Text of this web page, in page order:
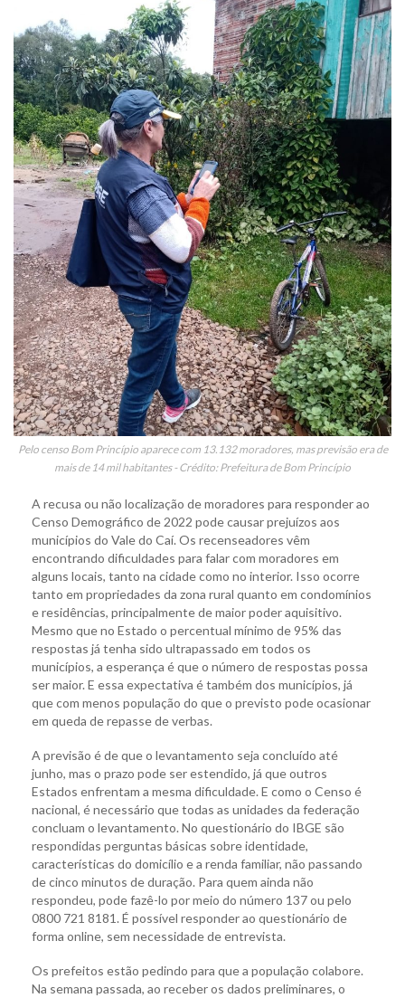
Pelo censo Bom Princípio aparece com 13.132 moradores, mas previsão era de
mais de 14 mil habitantes - Crédito: Prefeitura de Bom Princípio
A recusa ou não localização de moradores para responder ao
Censo Demográfico de 2022 pode causar prejuízos aos
municípios do Vale do Caí. Os recenseadores vêm
encontrando dificuldades para falar com moradores em
alguns locais, tanto na cidade como no interior. Isso ocorre
tanto em propriedades da zona rural quanto em condomínios
e residências, principalmente de maior poder aquisitivo.
Mesmo que no Estado o percentual mínimo de 95% das
respostas já tenha sido ultrapassado em todos os
municípios, a esperança é que o número de respostas possa
ser maior. E essa expectativa é também dos municípios, já
que com menos população do que o previsto pode ocasionar
em queda de repasse de verbas.
A previsão é de que o levantamento seja concluído até
junho, mas o prazo pode ser estendido, já que outros
Estados enfrentam a mesma dificuldade. E como o Censo é
nacional, é necessário que todas as unidades da federação
concluam o levantamento. No questionário do IBGE são
respondidas perguntas básicas sobre identidade,
características do domicílio e a renda familiar, não passando
de cinco minutos de duração. Para quem ainda não
respondeu, pode fazê-lo por meio do número 137 ou pelo
0800 721 8181. É possível responder ao questionário de
forma online, sem necessidade de entrevista.
Os prefeitos estão pedindo para que a população colabore.
Na semana passada, ao receber os dados preliminares, o